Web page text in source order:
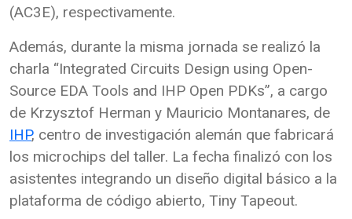
(AC3E), respectivamente.
Además, durante la misma jornada se realizó la
charla “Integrated Circuits Design using Open-
Source EDA Tools and IHP Open PDKs”, a cargo
de Krzysztof Herman y Mauricio Montanares, de
IHP, centro de investigación alemán que fabricará
los microchips del taller. La fecha finalizó con los
asistentes integrando un diseño digital básico a la
plataforma de código abierto, Tiny Tapeout.